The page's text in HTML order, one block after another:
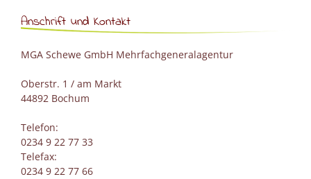
Anschrift und Kontakt
MGA Schewe GmbH Mehrfachgeneralagentur
Oberstr. 1 / am Markt
44892 Bochum
Telefon:
0234 9 22 77 33
Telefax:
0234 9 22 77 66